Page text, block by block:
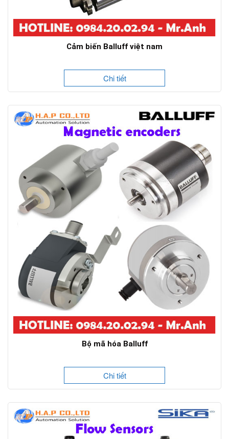
Cảm biến Balluff việt nam
Chi tiết
Bộ mã hóa Balluff
Chi tiết